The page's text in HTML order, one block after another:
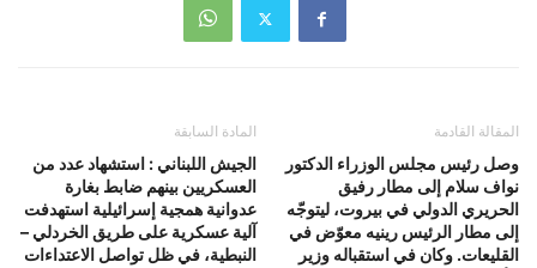
المادة السابقة
الجيش اللبناني : استشهاد عدد من
العسكريين بينهم ضابط بغارة
عدوانية همجية إسرائيلية استهدفت
آلية عسكرية على طريق الخردلي –
النبطية، في ظل تواصل الاعتداءات
المقالة القادمة
وصل رئيس مجلس الوزراء الدكتور
نواف سلام إلى مطار رفيق
الحريري الدولي في بيروت، ليتوجّه
إلى مطار الرئيس رينيه معوّض في
القليعات. وكان في استقباله وزير